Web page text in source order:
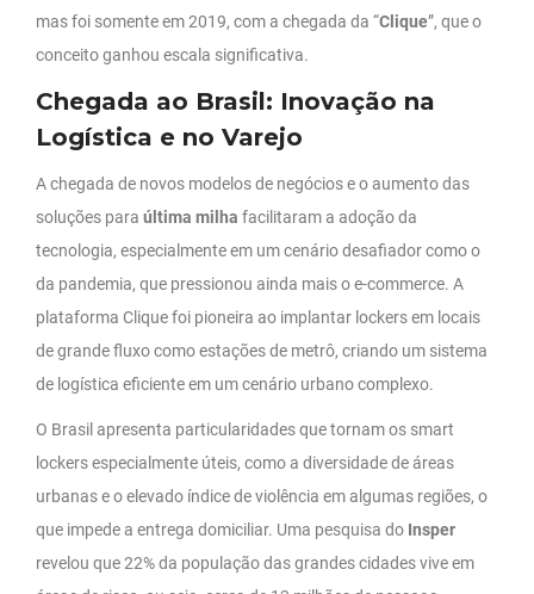
mas foi somente em 2019, com a chegada da “Clique”, que o
conceito ganhou escala significativa.
Chegada ao Brasil: Inovação na
Logística e no Varejo
A chegada de novos modelos de negócios e o aumento das
soluções para última milha facilitaram a adoção da
tecnologia, especialmente em um cenário desafiador como o
da pandemia, que pressionou ainda mais o e-commerce. A
plataforma Clique foi pioneira ao implantar lockers em locais
de grande fluxo como estações de metrô, criando um sistema
de logística eficiente em um cenário urbano complexo.
O Brasil apresenta particularidades que tornam os smart
lockers especialmente úteis, como a diversidade de áreas
urbanas e o elevado índice de violência em algumas regiões, o
que impede a entrega domiciliar. Uma pesquisa do Insper
revelou que 22% da população das grandes cidades vive em